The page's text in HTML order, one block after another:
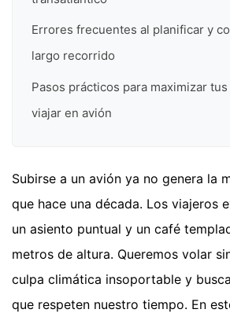
Errores frecuentes al planificar y
largo recorrido
Pasos prácticos para maximizar
viajar en avión
Subirse a un avión ya no genera la
que hace una década. Los viajeros
un asiento puntual y un café
metros de altura. Queremos volar
culpa climática insoportable y
que respeten nuestro tiempo. En